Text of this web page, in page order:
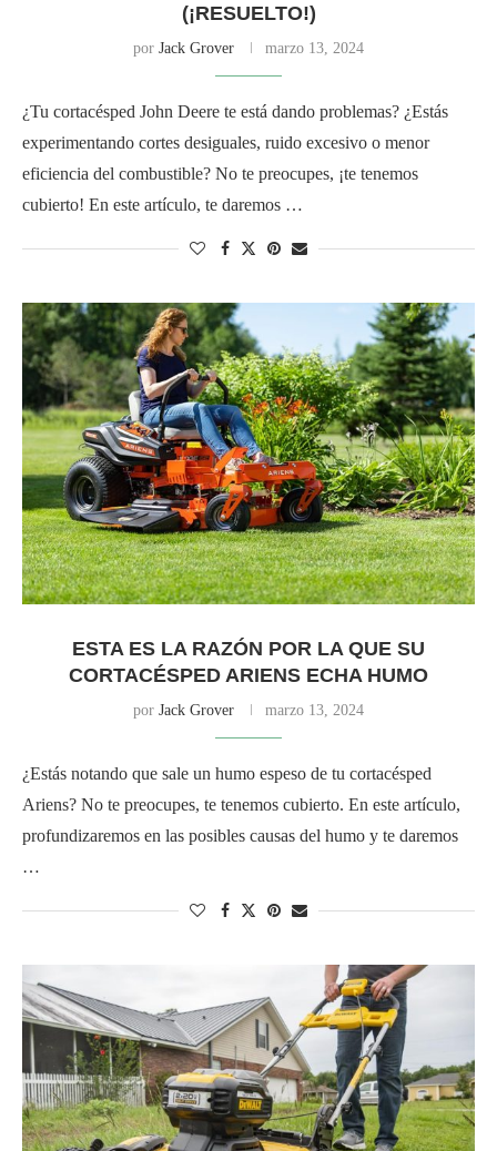
(¡RESUELTO!)
por Jack Grover marzo 13, 2024
¿Tu cortacésped John Deere te está dando problemas? ¿Estás
experimentando cortes desiguales, ruido excesivo o menor
eficiencia del combustible? No te preocupes, ¡te tenemos
cubierto! En este artículo, te daremos …
ESTA ES LA RAZÓN POR LA QUE SU
CORTACÉSPED ARIENS ECHA HUMO
por Jack Grover marzo 13, 2024
¿Estás notando que sale un humo espeso de tu cortacésped
Ariens? No te preocupes, te tenemos cubierto. En este artículo,
profundizaremos en las posibles causas del humo y te daremos
…